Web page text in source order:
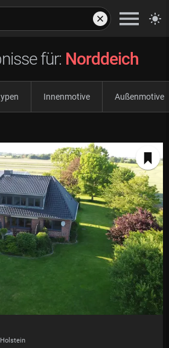
für: Norddeich
Innenmotive Außenmotive